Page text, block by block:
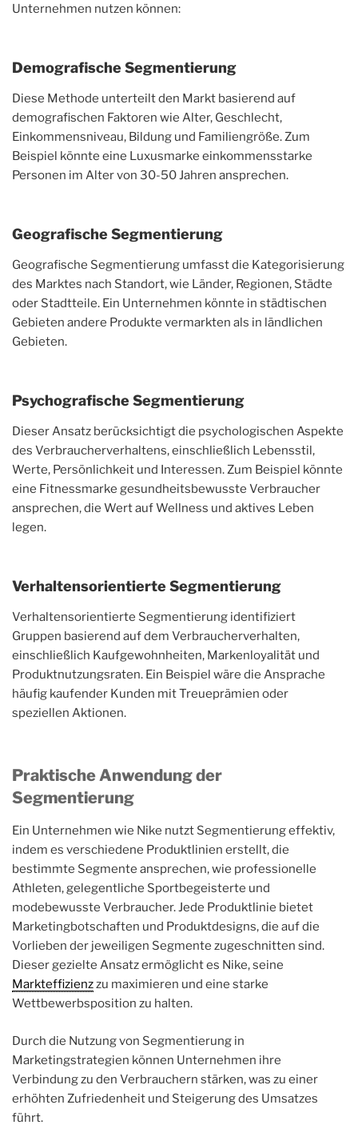
Unternehmen nutzen können:
Demografische Segmentierung
Diese Methode unterteilt den Markt basierend auf
demografischen Faktoren wie Alter, Geschlecht,
Einkommensniveau, Bildung und Familiengröße. Zum
Beispiel könnte eine Luxusmarke einkommensstarke
Personen im Alter von 30-50 Jahren ansprechen.
Geografische Segmentierung
Geografische Segmentierung umfasst die Kategorisierung
des Marktes nach Standort, wie Länder, Regionen, Städte
oder Stadtteile. Ein Unternehmen könnte in städtischen
Gebieten andere Produkte vermarkten als in ländlichen
Gebieten.
Psychografische Segmentierung
Dieser Ansatz berücksichtigt die psychologischen Aspekte
des Verbraucherverhaltens, einschließlich Lebensstil,
Werte, Persönlichkeit und Interessen. Zum Beispiel könnte
eine Fitnessmarke gesundheitsbewusste Verbraucher
ansprechen, die Wert auf Wellness und aktives Leben
legen.
Verhaltensorientierte Segmentierung
Verhaltensorientierte Segmentierung identifiziert
Gruppen basierend auf dem Verbraucherverhalten,
einschließlich Kaufgewohnheiten, Markenloyalität und
Produktnutzungsraten. Ein Beispiel wäre die Ansprache
häufig kaufender Kunden mit Treueprämien oder
speziellen Aktionen.
Praktische Anwendung der
Segmentierung
Ein Unternehmen wie Nike nutzt Segmentierung effektiv,
indem es verschiedene Produktlinien erstellt, die
bestimmte Segmente ansprechen, wie professionelle
Athleten, gelegentliche Sportbegeisterte und
modebewusste Verbraucher. Jede Produktlinie bietet
Marketingbotschaften und Produktdesigns, die auf die
Vorlieben der jeweiligen Segmente zugeschnitten sind.
Dieser gezielte Ansatz ermöglicht es Nike, seine
Markteffizienzzu maximieren und eine starke
Wettbewerbsposition zu halten.
Durch die Nutzung von Segmentierung in
Marketingstrategien können Unternehmen ihre
Verbindung zu den Verbrauchern stärken, was zu einer
erhöhten Zufriedenheit und Steigerung des Umsatzes
führt.